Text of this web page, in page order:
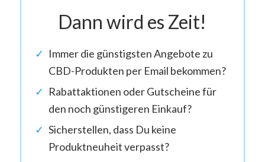
Dann wird es Zeit!
Immer die günstigsten Angebote zu
CBD-Produkten per Email bekommen?
Rabattaktionen oder Gutscheine für
den noch günstigeren Einkauf?
Sicherstellen, dass Du keine
Produktneuheit verpasst?